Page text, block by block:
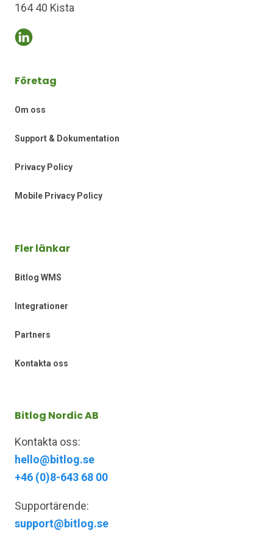
164 40 Kista
Företag
Om oss
Support & Dokumentation
Privacy Policy
Mobile Privacy Policy
Fler länkar
Bitlog WMS
Integrationer
Partners
Kontakta oss
Bitlog Nordic AB
Kontakta oss:
hello@bitlog.se
+46 (0)8-643 68 00
Supportärende:
support@bitlog.se